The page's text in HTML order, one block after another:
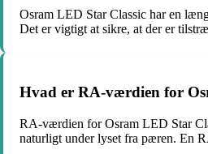
Osram LED Star Classic har en
Det er vigtigt at sikre, at der er
Hvad er RA-værdien for
RA-værdien for Osram LED Star
naturligt under lyset fra pæren. En